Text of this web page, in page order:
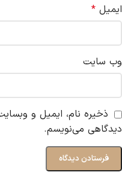
ایمیل *
وب‌ سایت
ذخیره نام، ایمیل و
دیدگاهی می‌نویسم.